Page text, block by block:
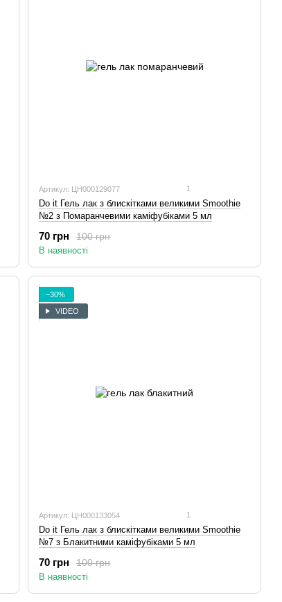
Артикул: ЦН000129077 1
Do it Гель лак з блискітками великими Smoothie
№2 з Помаранчевими каміфубіками 5 мл
100 грн
70 грн
В наявності
−30%
VIDEO
Артикул: ЦН000133054 1
Do it Гель лак з блискітками великими Smoothie
№7 з Блакитними каміфубіками 5 мл
100 грн
70 грн
В наявності